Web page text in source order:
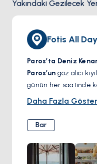
Yakındaki Gezilecek
Fotis All
Paros’ta Deniz
Paros’un göz alıcı
günün her saatinde
adres. Rahat ama
noktası misafirlerini
brunch yapmaya
keyfini sürmeye
ister enerjik bir
Daha Fazla Göster
Bar